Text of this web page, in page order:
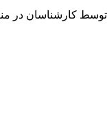
کارشناسان در